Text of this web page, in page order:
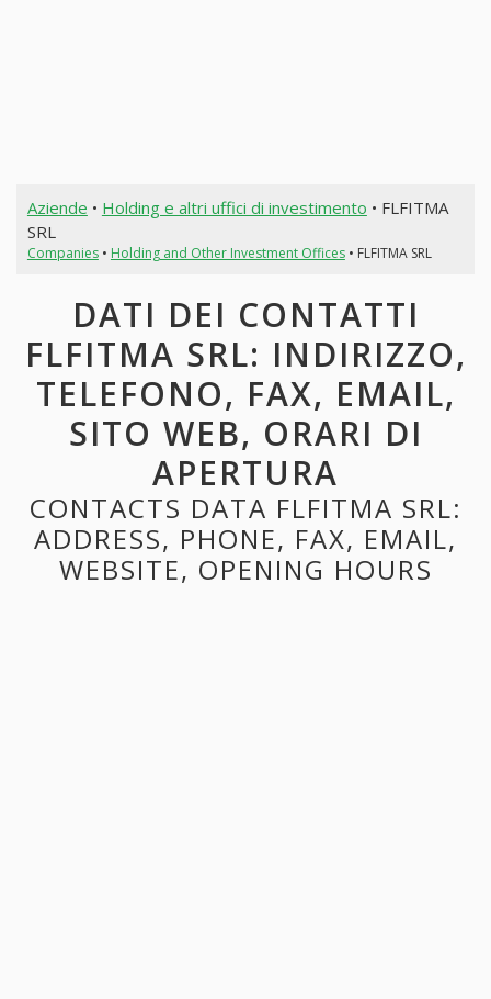
Aziende • Holding e altri uffici di investimento • FLFITMA
SRL
Companies• Holding and Other Investment Offices• FLFITMA SRL
DATI DEI CONTATTI
FLFITMA SRL: INDIRIZZO,
TELEFONO, FAX, EMAIL,
SITO WEB, ORARI DI
APERTURA
CONTACTS DATA FLFITMA SRL:
ADDRESS, PHONE, FAX, EMAIL,
WEBSITE, OPENING HOURS